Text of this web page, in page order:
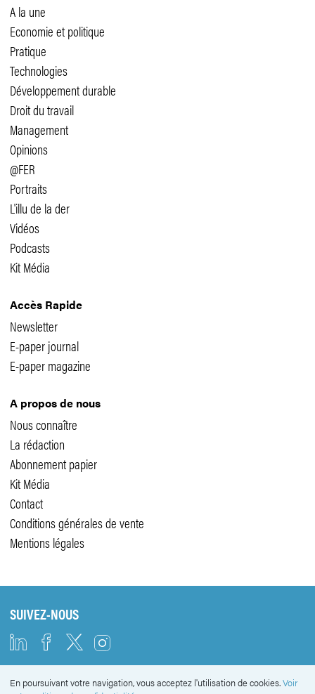
A la une
Economie et politique
Pratique
Technologies
Développement durable
Droit du travail
Management
Opinions
@FER
Portraits
L'illu de la der
Vidéos
Podcasts
Kit Média
Accès Rapide
Newsletter
E-paper journal
E-paper magazine
A propos de nous
Nous connaître
La rédaction
Abonnement papier
Kit Média
Contact
Conditions générales de vente
Mentions légales
SUIVEZ-NOUS
En poursuivant votre navigation, vous acceptez l'utilisation de cookies.Voir